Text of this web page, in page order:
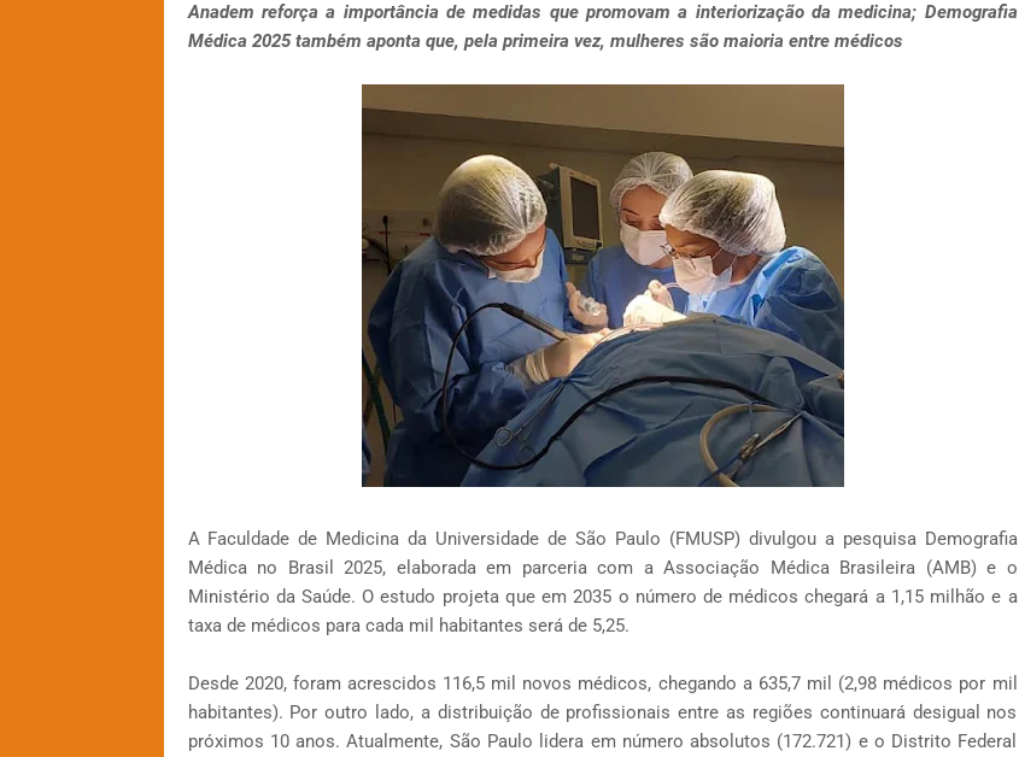
Anadem reforça a importância de medidas que promovam a interiorização da medicina; Demografia
Médica 2025 também aponta que, pela primeira vez, mulheres são maioria entre médicos
A Faculdade de Medicina da Universidade de São Paulo (FMUSP) divulgou a pesquisa Demografia
Médica no Brasil 2025, elaborada em parceria com a Associação Médica Brasileira (AMB) e o
Ministério da Saúde. O estudo projeta que em 2035 o número de médicos chegará a 1,15 milhão e a
taxa de médicos para cada mil habitantes será de 5,25.
Desde 2020, foram acrescidos 116,5 mil novos médicos, chegando a 635,7 mil (2,98 médicos por mil
habitantes). Por outro lado, a distribuição de profissionais entre as regiões continuará desigual nos
próximos 10 anos. Atualmente, São Paulo lidera em número absolutos (172.721) e o Distrito Federal